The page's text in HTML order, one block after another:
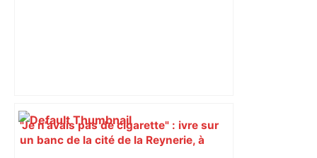
"Je n’avais pas de cigarette" : ivre sur
un banc de la cité de la Reynerie, à